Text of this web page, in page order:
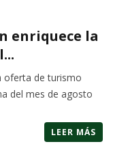
enriquece la
oferta de turismo
del mes de agosto
LEER MÁS